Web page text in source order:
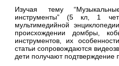
Изучая тему
инструменты” (5 кл, 1
мультимедийной
происхождении домбры,
инструментов, их
статьи сопровождаются
дети получают